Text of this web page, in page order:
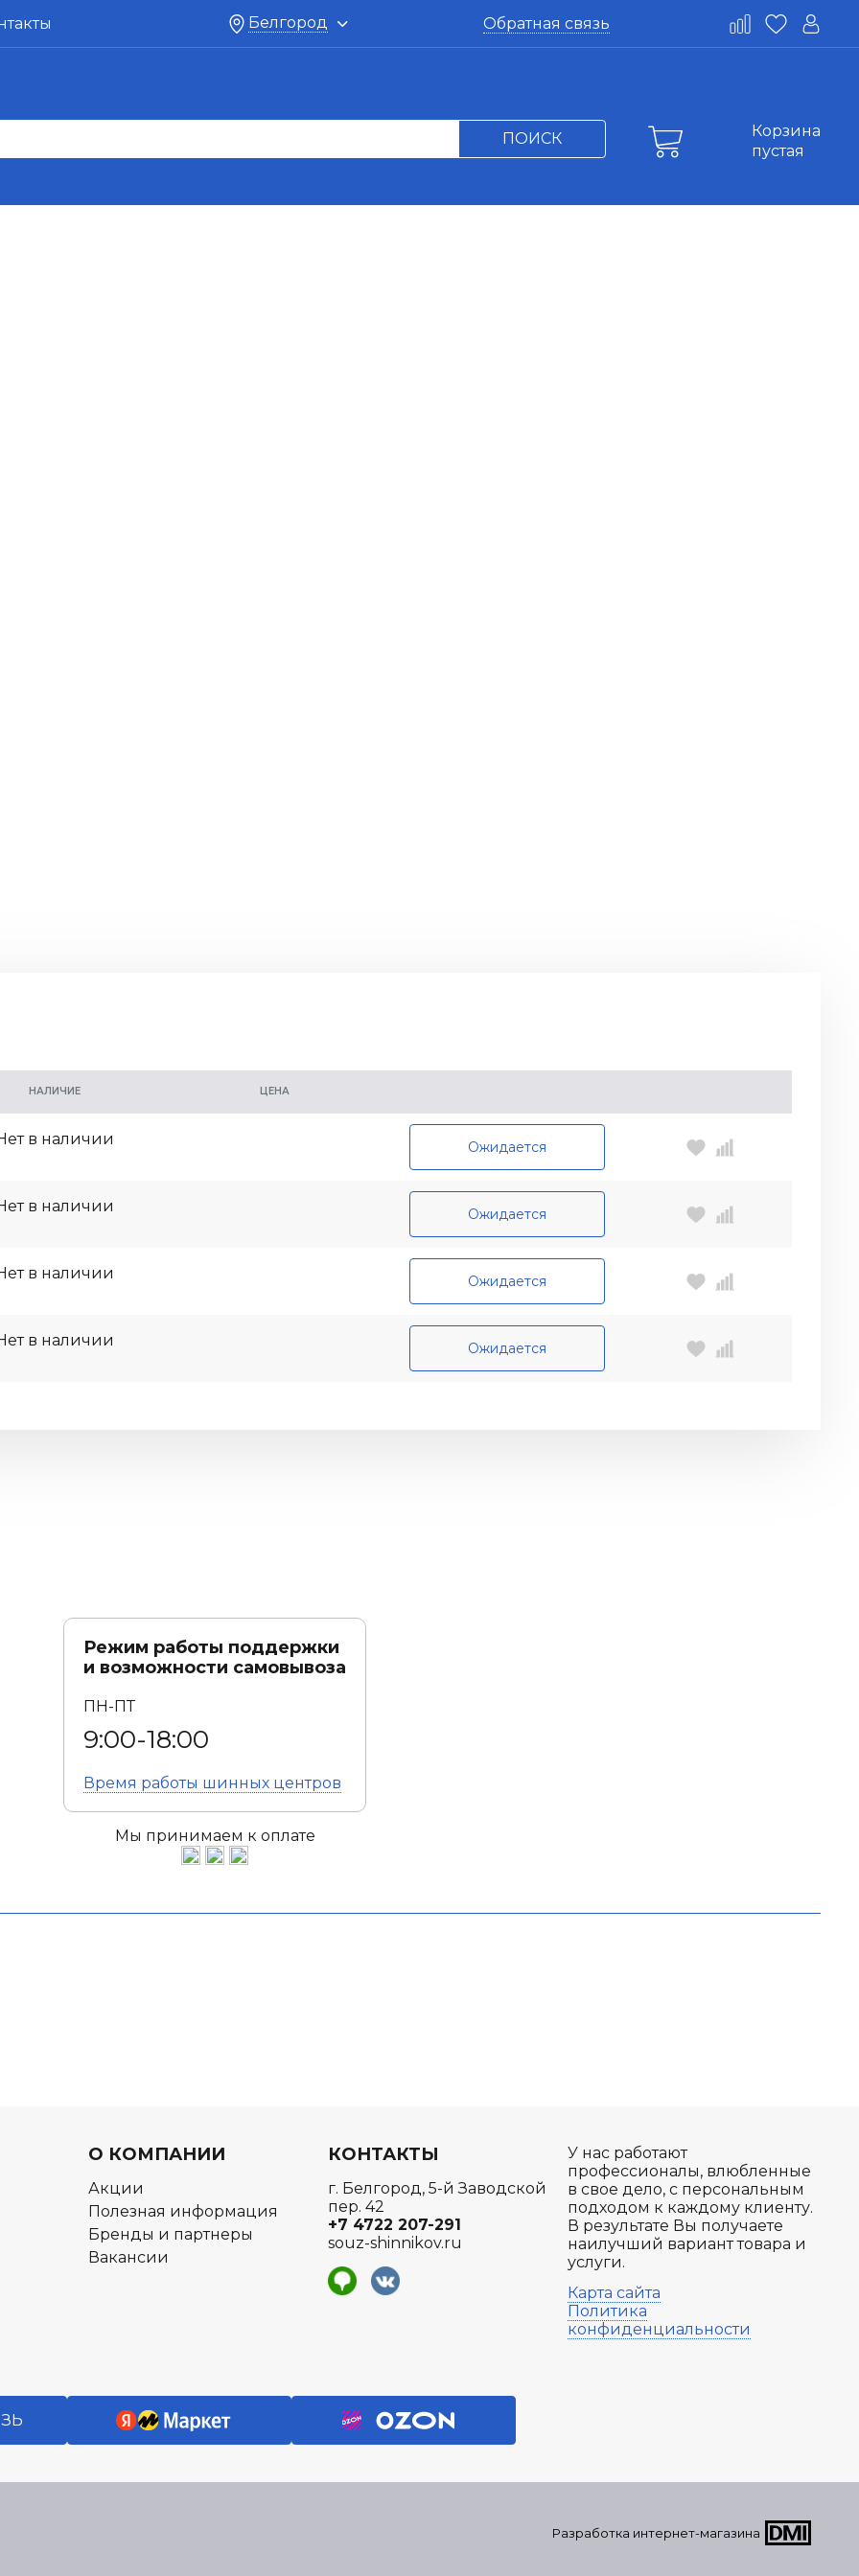
Белгород Обратная связь
ПОИСК
Корзина
пустая
НАЛИЧИЕ ЦЕНА
в наличии Ожидается
в наличии Ожидается
в наличии Ожидается
в наличии Ожидается
Режим работы поддержки
и возможности самовывоза
ПН-ПТ
9:00-18:00
Время работы шинных центров
Мы принимаем к оплате
О КОМПАНИИ
Акции
Полезная информация
Бренды и партнеры
Вакансии
У нас работают
профессионалы, влюбленные
в свое дело, с персональным
подходом к каждому клиенту.
В результате Вы получаете
наилучший вариант товара и
услуги.
Карта сайта
Политика
конфиденциальности
КОНТАКТЫ
г. Белгород, 5-й Заводской
пер. 42
+7 4722 207-291
souz-shinnikov.ru
Разработка интернет-магазина